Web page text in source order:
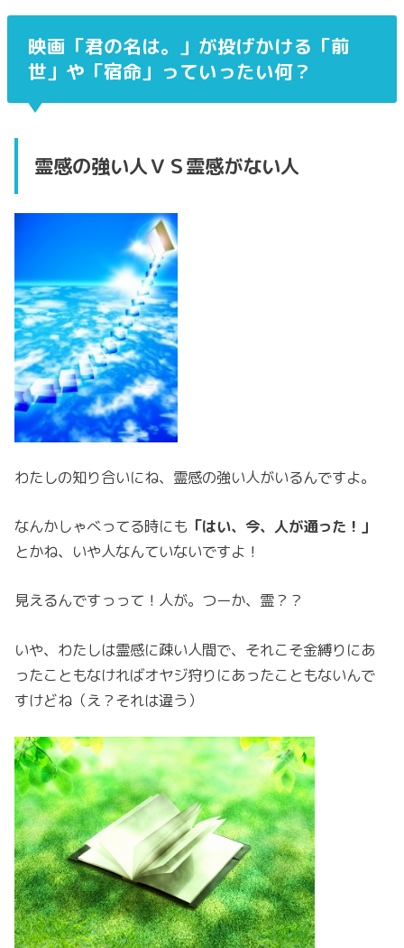
映画「君の名は。」が投げかける「前
世」や「宿命」っていったい何？
霊感の強い人ＶＳ霊感がない人
わたしの知り合いにね、霊感の強い人がいるんですよ。
なんかしゃべってる時にも 「はい、今、人が通った！」
とかね、いや人なんていないですよ！
見えるんですっって！人が。つーか、霊？？
いや、わたしは霊感に疎い人間で、それこそ金縛りにあ
ったこともなければオヤジ狩りにあったこともないんで
すけどね（え？それは違う）